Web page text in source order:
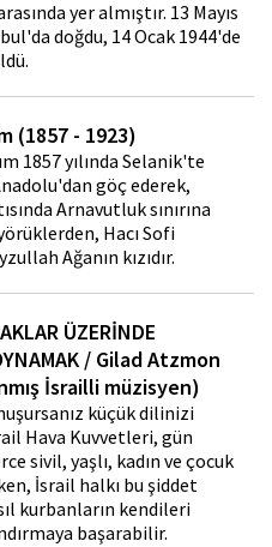
yer almıştır. 13 Mayıs
doğdu, 14 Ocak 1944'de
(1857 - 1923)
1857 yılında Selanik'te
göç ederek,
Arnavutluk sınırına
Hacı Sofi
Ağanın kızıdır.
ÜZERİNDE
/ Gilad Atzmon
İsrailli müzisyen)
küçük dilinizi
Hava Kuvvetleri, gün
sivil, yaşlı, kadın ve çocuk
İsrail halkı bu şiddet
kurbanların kendileri
başarabilir.